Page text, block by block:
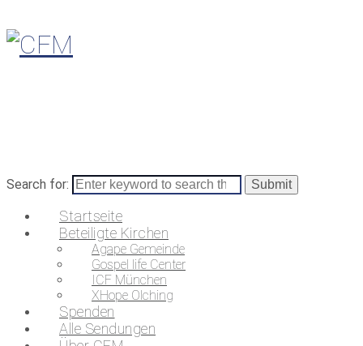
Search for:
Startseite
Beteiligte Kirchen
Agape Gemeinde
Gospel life Center
ICF München
XHope Olching
Spenden
Alle Sendungen